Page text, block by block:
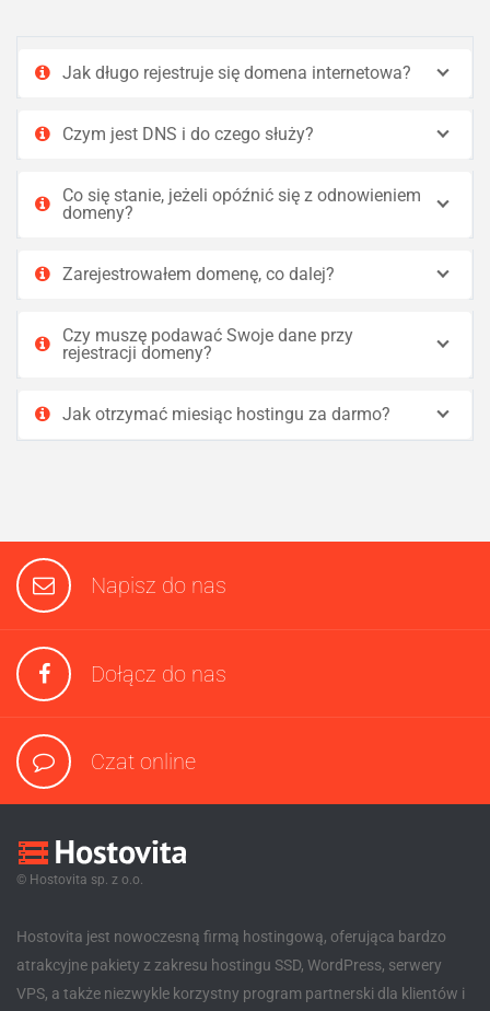
Jak długo rejestruje się domena internetowa?
Czym jest DNS i do czego służy?
Co się stanie, jeżeli opóźnić się z odnowieniem
domeny?
Zarejestrowałem domenę, co dalej?
Czy muszę podawać Swoje dane przy
rejestracji domeny?
Jak otrzymać miesiąc hostingu za darmo?
Napisz do nas
Dołącz do nas
Czat online
© Hostovita sp. z o.o.
Hostovita jest nowoczesną firmą hostingową, oferująca bardzo
atrakcyjne pakiety z zakresu hostingu SSD, WordPress, serwery
VPS, a także niezwykle korzystny program partnerski dla klientów i